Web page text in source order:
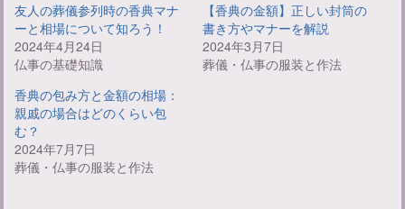
友人の葬儀参列時の香典マナ
ーと相場について知ろう！
2024年4月24日
仏事の基礎知識
【香典の金額】正しい封筒の
書き方やマナーを解説
2024年3月7日
葬儀・仏事の服装と作法
香典の包み方と金額の相場：
親戚の場合はどのくらい包
む？
2024年7月7日
葬儀・仏事の服装と作法